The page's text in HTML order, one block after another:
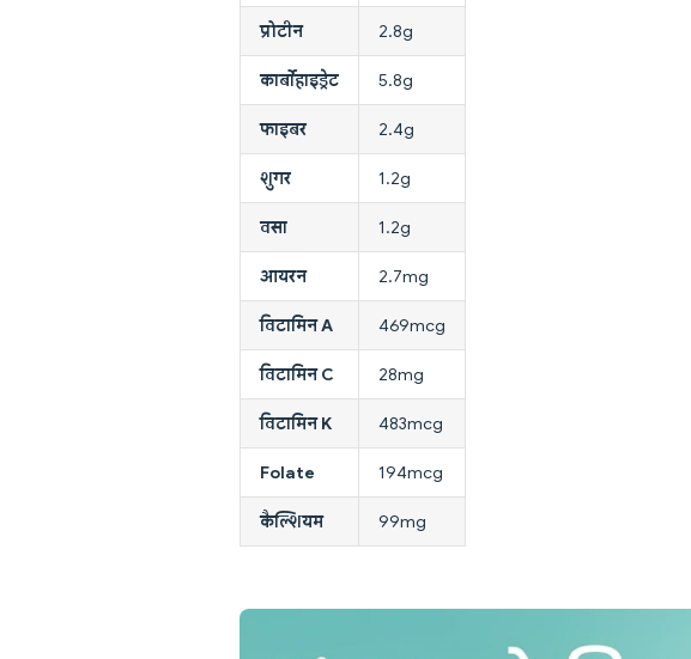
प्रोटीन 2.8g
कार्बोहाइड्रेट 5.8g
फाइबर 2.4g
शुगर 1.2g
वसा 1.2g
आयरन 2.7mg
विटामिन A 469mcg
विटामिन C 28mg
विटामिन K 483mcg
Folate 194mcg
कैल्शियम 99mg